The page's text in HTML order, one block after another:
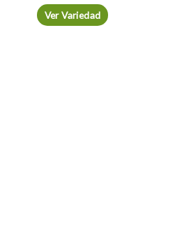
Ver Variedad